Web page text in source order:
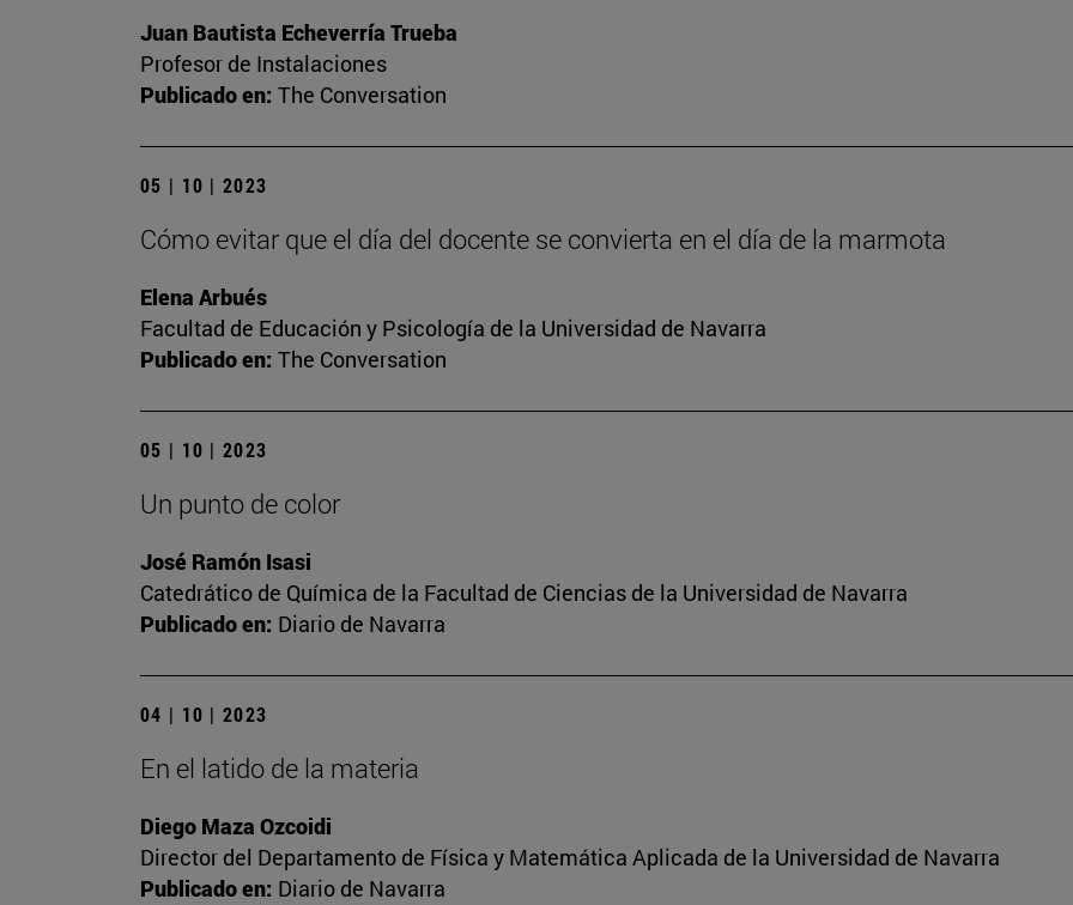
Juan Bautista Echeverría Trueba
Profesor de Instalaciones
Publicado en: The Conversation
05 | 10 | 2023
Cómo evitar que el día del docente se convierta en el día de la marmota
Elena Arbués
Facultad de Educación y Psicología de la Universidad de Navarra
Publicado en: The Conversation
05 | 10 | 2023
Un punto de color
José Ramón Isasi
Catedrático de Química de la Facultad de Ciencias de la Universidad de Navarra
Publicado en: Diario de Navarra
04 | 10 | 2023
En el latido de la materia
Diego Maza Ozcoidi
Director del Departamento de Física y Matemática Aplicada de la Universidad de Navarra
Publicado en: Diario de Navarra